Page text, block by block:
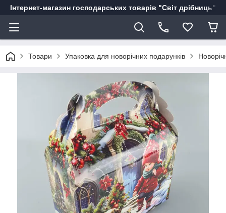
Інтернет-магазин господарських товарів "Світ дрібниць"
Товари Упаковка для новорічних подарунків